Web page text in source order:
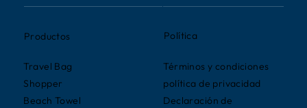
Productos
Travel Bag
Shopper
Beach Towel
Política
Términos y condiciones
política de privacidad
Declaración de